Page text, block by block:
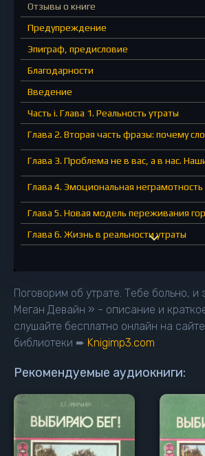
Отзывы о книге
Предупреждение
Эпиграф, предисловие
Благодарности
Введение
Часть i. Глава 1. Реальность утраты
Глава 2. Вторая часть фразы: почему
Глава 3. Проблема не в вас, а в нас.
Глава 4. Эмоциональная неграмотность
Глава 5. Новая модель переживания
Глава 6. Жизнь в реальности утраты
Глава 9. Что у меня с головой?
Глава 10. Горе и тревога. Как
Глава 12. Найдите свой образ
Глава 13. Объяснять или игнорировать?
Глава 14. Создание группы
Глава 15. Племя будущего:
Поговорим об утрате. Тебе больно, и
Меган Девайн » - описание и
слушайте бесплатно онлайн на
библиотеки ➨ Knigimp3.com
Рекомендуемые аудиокниги: